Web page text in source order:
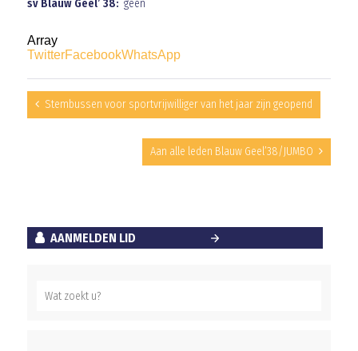
sv Blauw Geel’ 38: geen
Array
TwitterFacebookWhatsApp
Stembussen voor sportvrijwilliger van het jaar zijn geopend
Aan alle leden Blauw Geel’38/JUMBO
AANMELDEN LID